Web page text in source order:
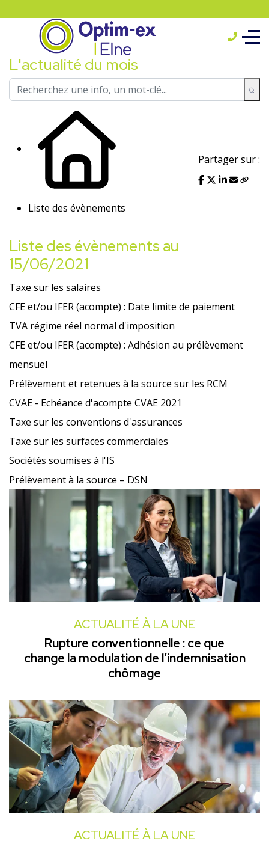
L'actualité du mois
Liste des évènements
Partager sur :
Liste des évènements au
15/06/2021
Taxe sur les salaires
CFE et/ou IFER (acompte) : Date limite de paiement
TVA régime réel normal d'imposition
CFE et/ou IFER (acompte) : Adhésion au prélèvement
mensuel
Prélèvement et retenues à la source sur les RCM
CVAE - Echéance d'acompte CVAE 2021
Taxe sur les conventions d'assurances
Taxe sur les surfaces commerciales
Sociétés soumises à l'IS
Prélèvement à la source – DSN
ACTUALITÉ À LA UNE
Rupture conventionnelle : ce que
change la modulation de l’indemnisation
chômage
ACTUALITÉ À LA UNE